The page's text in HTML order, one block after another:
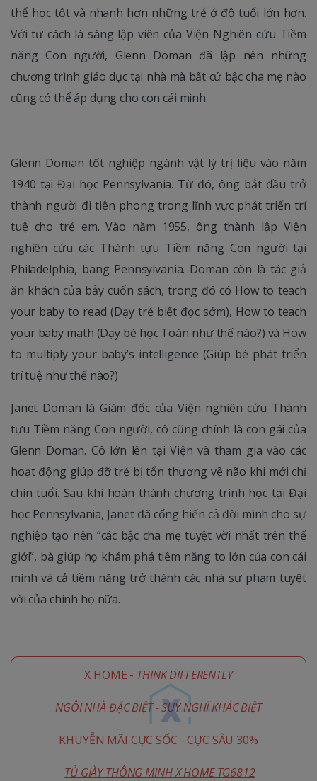
thể học tốt và nhanh hơn những trẻ ở độ tuổi lớn hơn.
Với tư cách là sáng lập viên của Viện Nghiên cứu Tiềm
năng Con người, Glenn Doman đã lập nên những
chương trình giáo dục tại nhà mà bất cứ bậc cha mẹ nào
cũng có thể áp dụng cho con cái mình.
Glenn Doman tốt nghiệp ngành vật lý trị liệu vào năm
1940 tại Đại học Pennsylvania. Từ đó, ông bắt đầu trở
thành người đi tiên phong trong lĩnh vực phát triển trí
tuệ cho trẻ em. Vào năm 1955, ông thành lập Viện
nghiên cứu các Thành tựu Tiềm năng Con người tại
Philadelphia, bang Pennsylvania. Doman còn là tác giả
ăn khách của bảy cuốn sách, trong đó có How to teach
your baby to read (Dạy trẻ biết đọc sớm), How to teach
your baby math (Dạy bé học Toán như thế nào?) và How
to multiply your baby’s intelligence (Giúp bé phát triển
trí tuệ như thế nào?)
Janet Doman là Giám đốc của Viện nghiên cứu Thành
tựu Tiềm năng Con người, cô cũng chính là con gái của
Glenn Doman. Cô lớn lên tại Viện và tham gia vào các
hoạt động giúp đỡ trẻ bị tổn thương về não khi mới chỉ
chín tuổi. Sau khi hoàn thành chương trình học tại Đại
học Pennsylvania, Janet đã cống hiến cả đời mình cho sự
nghiệp tạo nên “các bậc cha mẹ tuyệt vời nhất trên thế
giới”, bà giúp họ khám phá tiềm năng to lớn của con cái
mình và cả tiềm năng trở thành các nhà sư phạm tuyệt
vời của chính họ nữa.
X HOME - THINK DIFFERENTLY
NGÔI NHÀ ĐẶC BIỆT - SUY NGHĨ KHÁC BIỆT
KHUYỄN MÃI CỰC SỐC - CỰC SÂU 30%
TỦ GIÀY THÔNG MINH X HOME TG6812